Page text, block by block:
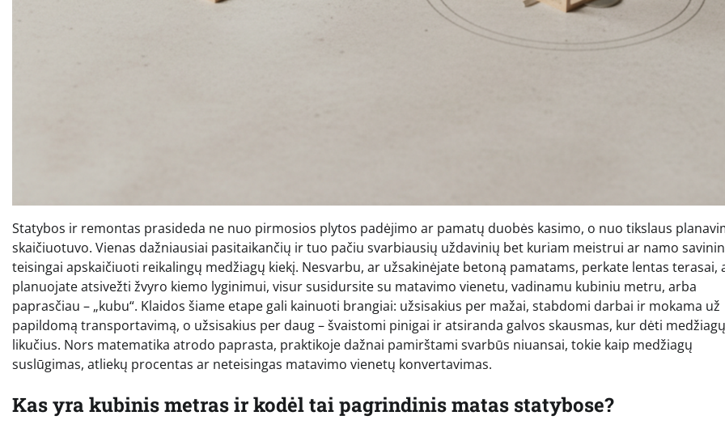
Statybos ir remontas prasideda ne nuo pirmosios plytos padėjimo ar pamatų duobės kasimo, o nuo tikslaus
skaičiuotuvo. Vienas dažniausiai pasitaikančių ir tuo pačiu svarbiausių uždavinių bet kuriam meistrui ar namo
teisingai apskaičiuoti reikalingų medžiagų kiekį. Nesvarbu, ar užsakinėjate betoną pamatams, perkate lentas terasai,
planuojate atsivežti žvyro kiemo lyginimui, visur susidursite su matavimo vienetu, vadinamu kubiniu metru, arba
paprasčiau – „kubu“. Klaidos šiame etape gali kainuoti brangiai: užsisakius per mažai, stabdomi darbai ir mokama už
papildomą transportavimą, o užsisakius per daug – švaistomi pinigai ir atsiranda galvos skausmas, kur dėti medžiagų
likučius. Nors matematika atrodo paprasta, praktikoje dažnai pamirštami svarbūs niuansai, tokie kaip medžiagų
suslūgimas, atliekų procentas ar neteisingas matavimo vienetų konvertavimas.
Kas yra kubinis metras ir kodėl tai pagrindinis matas statybose?